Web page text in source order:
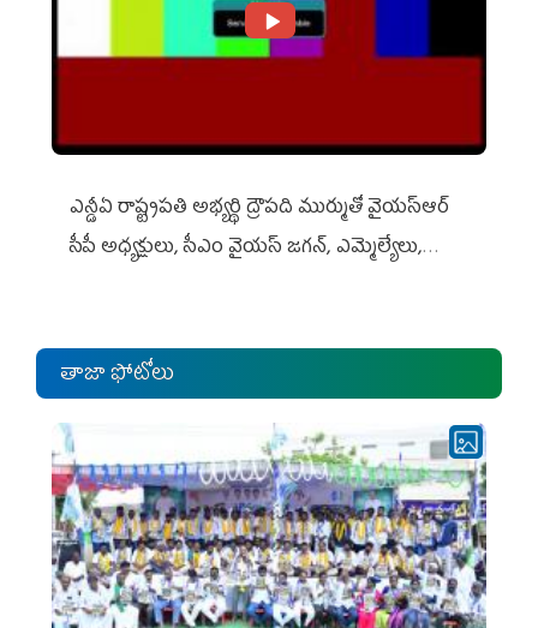
ఎన్డీఏ రాష్ట్ర‌ప‌తి అభ్య‌ర్థి ద్రౌప‌ది ముర్ముతో వైయ‌స్ఆర్
సీపీ అధ్య‌క్షులు, సీఎం వైయ‌స్ జ‌గ‌న్, ఎమ్మెల్యేలు,
తాజా ఫోటోలు